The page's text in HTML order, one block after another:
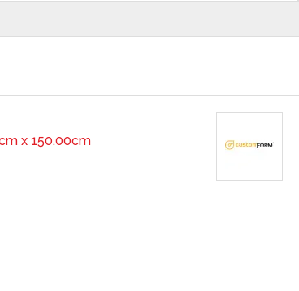
x 150.00cm